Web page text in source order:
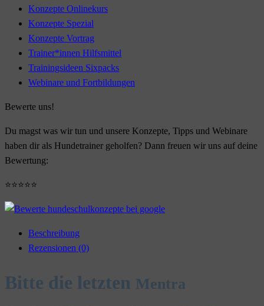
Konzepte Onlinekurs
Konzepte Spezial
Konzepte Vortrag
Trainer*innen Hilfsmittel
Trainingsideen Sixpacks
Webinare und Fortbildungen
Bewerte uns!
Du magst was wir tun und unsere Konzepte, Tipps und Webinare
haben dir als Hundetrainer geholfen? Dann freuen wir uns auf deine
Bewertung:
⭐⭐⭐⭐⭐
Beschreibung
Rezensionen (0)
Bitte die letzten Mentra